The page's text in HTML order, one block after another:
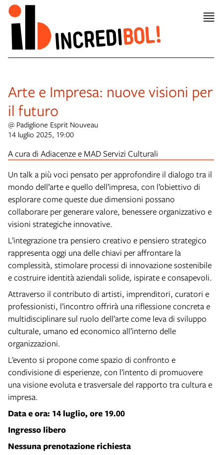
Arte e Impresa: nuove visioni per
il futuro
@ Padiglione Esprit Nouveau
14 luglio 2025, 19:00
A cura di Adiacenze e MAD Servizi Culturali
Un talk a più voci pensato per approfondire il dialogo tra il
mondo dell’arte e quello dell’impresa, con l’obiettivo di
esplorare come queste due dimensioni possano
collaborare per generare valore, benessere organizzativo e
visioni strategiche innovative.
L’integrazione tra pensiero creativo e pensiero strategico
rappresenta oggi una delle chiavi per affrontare la
complessità, stimolare processi di innovazione sostenibile
e costruire identità aziendali solide, ispirate e consapevoli.
Attraverso il contributo di artisti, imprenditori, curatori e
professionisti, l’incontro offrirà una riflessione concreta e
multidisciplinare sul ruolo dell’arte come leva di sviluppo
culturale, umano ed economico all’interno delle
organizzazioni.
L’evento si propone come spazio di confronto e
condivisione di esperienze, con l’intento di promuovere
una visione evoluta e trasversale del rapporto tra cultura e
impresa.
Data e ora: 14 luglio, ore 19.00
Ingresso libero
Nessuna prenotazione richiesta